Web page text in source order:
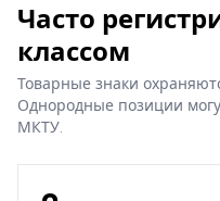
Часто
классом
Товарные знаки
Однородные позиции
МКТУ.